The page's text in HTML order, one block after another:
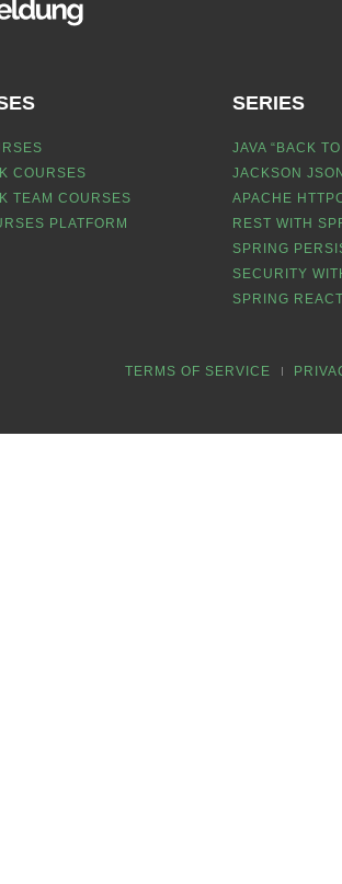
COURSES
TEAM COURSES
PLATFORM
SERIES
JAVA “BACK
JACKSON
APACHE
REST WITH
SPRING
SECURITY
SPRING
TERMS OF SERVICE